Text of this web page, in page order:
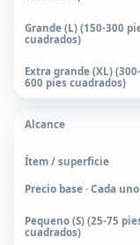
Precio base · Cada uno